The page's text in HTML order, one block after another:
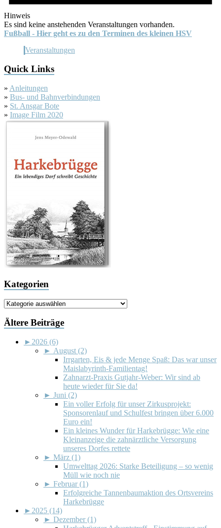
Hinweis
Es sind keine anstehenden Veranstaltungen vorhanden.
Fußball - Hier geht es zu den Terminen des kleinen HSV
Veranstaltungen
Quick Links
» Anleitungen
» Bus- und Bahnverbindungen
» St. Ansgar Bote
» Image Film 2020
Kategorien
Kategorien
Ältere Beiträge
► 2026 (6)
► August (2)
Irrgarten, Eis & jede Menge Spaß: Das war unser
Maislabyrinth-Familientag!
Zahnarzt-Praxis Gutjahr-Weber: Wir sind ab
heute wieder für Sie da!
► Juni (2)
Ein voller Erfolg für unser Zirkusprojekt:
Sponsorenlauf und Schulfest bringen über 6.000
Euro ein!
Ein kleines Wunder für Harkebrügge: Wie eine
Kleinanzeige die zahnärztliche Versorgung
unseres Dorfes rettete
► März (1)
Umwelttag 2026: Starke Beteiligung – so wenig
Müll wie noch nie
► Februar (1)
Erfolgreiche Tannenbaumaktion des Ortsvereins
Harkebrügge
► 2025 (14)
► Dezember (1)